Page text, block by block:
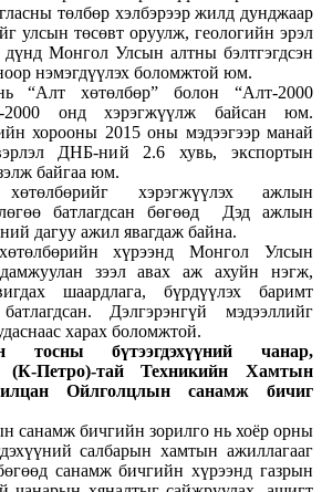
төлбөр хэлбэрээр жилд дунджаар
улсын төсөвт оруулж, геологийн эрэл
Монгол Улсын алтны бэлтгэгдсэн
нэмэгдүүлэх боломжтой юм.
“Алт хөтөлбөр” болон “Алт-2000
2000 онд хэрэгжүүлж байсан юм.
хорооны 2015 оны мэдээгээр манай
ДНБ-ний 2.6 хувь, экспортын
байгаа юм.
хэрэгжүүлэх ажлын
батлагдсан бөгөөд Дэд ажлын
дагуу ажил явагдаж байна.
хүрээнд Монгол Улсын
зээл авах аж ахуйн нэгж,
шаардлага, бүрдүүлэх баримт
Дэлгэрэнгүй мэдээллийг
харах боломжтой.
бүтээгдэхүүний чанар,
(К-Петро)-тай Техникийн Хамтын
Ойлголцлын санамж бичиг
санамж бичгийн зорилго нь хоёр орны
салбарын хамтын ажиллагааг
санамж бичгийн хүрээнд газрын